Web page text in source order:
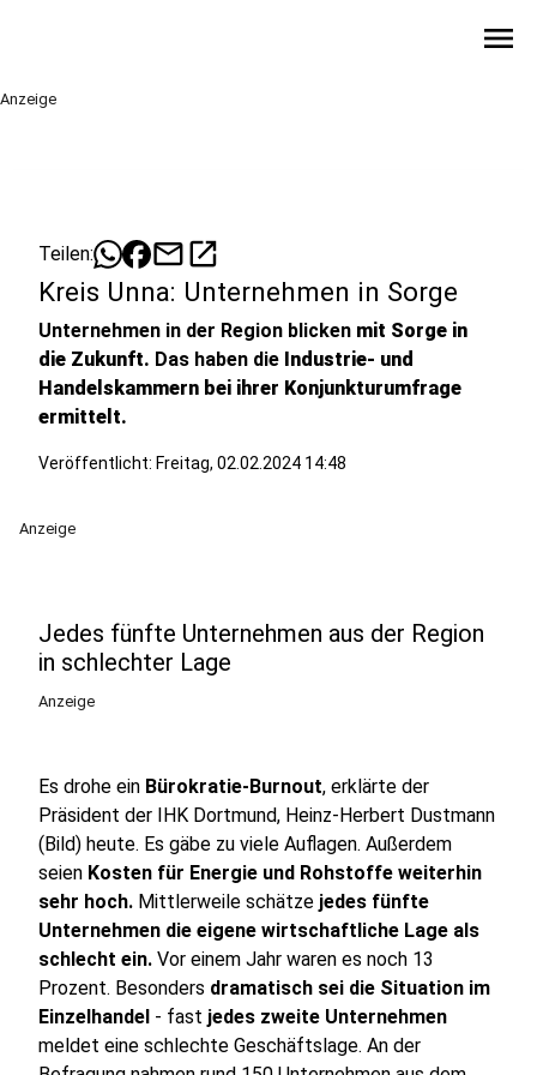
menu
Anzeige
Teilen: mailopen_in_new
Kreis Unna: Unternehmen in Sorge
Unternehmen in der Region blicken mit Sorge in
die Zukunft. Das haben die Industrie- und
Handelskammern bei ihrer Konjunkturumfrage
ermittelt.
Veröffentlicht: Freitag, 02.02.2024 14:48
Anzeige
Jedes fünfte Unternehmen aus der Region
in schlechter Lage
Anzeige
Es drohe ein Bürokratie-Burnout, erklärte der
Präsident der IHK Dortmund, Heinz-Herbert Dustmann
(Bild) heute. Es gäbe zu viele Auflagen. Außerdem
seien Kosten für Energie und Rohstoffe weiterhin
sehr hoch. Mittlerweile schätze jedes fünfte
Unternehmen die eigene wirtschaftliche Lage als
schlecht ein. Vor einem Jahr waren es noch 13
Prozent. Besonders dramatisch sei die Situation im
Einzelhandel - fast jedes zweite Unternehmen
meldet eine schlechte Geschäftslage. An der